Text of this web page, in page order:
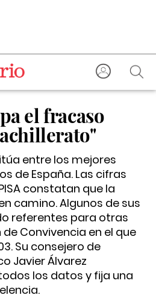
el fracaso
entre los mejores
de España. Las cifras
constatan que la
camino. Algunos de sus
referentes para otras
de Convivencia en el que
Su consejero de
Javier Álvarez
los datos y fija una